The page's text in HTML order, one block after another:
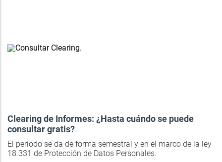
Clearing de Informes: ¿Hasta cuándo se puede
consultar gratis?
El período se da de forma semestral y en el marco de la ley
18.331 de Protección de Datos Personales.